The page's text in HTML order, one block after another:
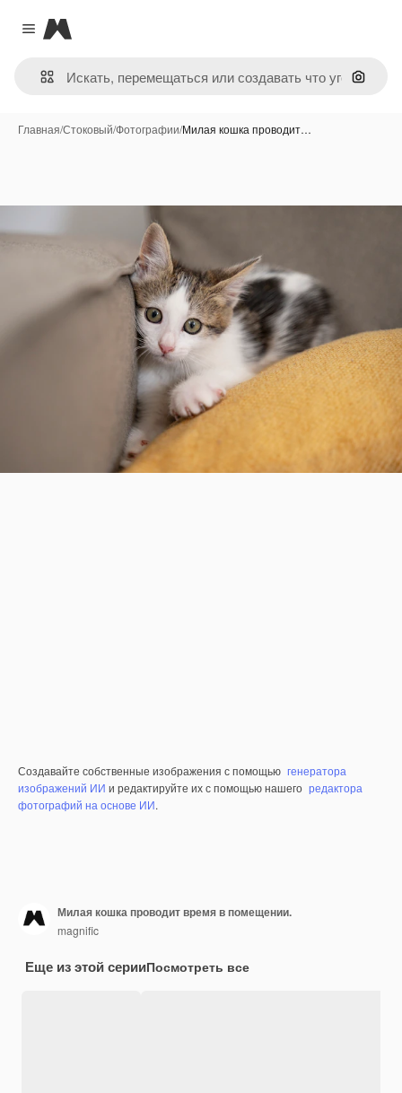
Close menu
Magnific
Поиск
Главная/Стоковый/Фотографии/Милая кошка проводит…
Создавайте собственные изображения с помощью генератора
изображений ИИ и редактируйте их с помощью нашего редактора
фотографий на основе ИИ.
Милая кошка проводит время в помещении.
magnific
Еще из этой серииПосмотреть все